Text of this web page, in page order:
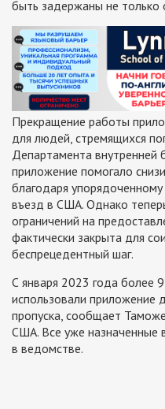
быть задержаны не только
Прекращение работы
для людей, стремящихся
Департамента внутренней
приложение помогало
благодаря
въезд в США. Однако
ограничений на
фактически закрыта для
беспрецедентный шаг.
С января 2023 года более
использовали приложение
пропуска, сообщает
США. Все уже назначенные
в ведомстве.